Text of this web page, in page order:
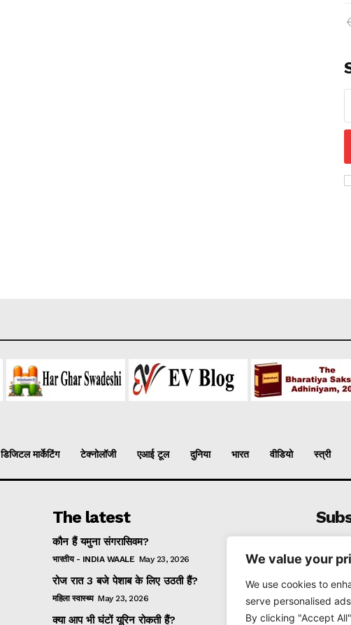
We value your
We use cookies to
serve personalised
By clicking "Accept
डिजिटल मार्केटिंग टेक्नोलॉजी एआई टूल दुनिया भारत वीडियो स्त्री
The latest
कौन हैं यमुना संगरासिवम?
भारतीय - INDIA WAALE May 23, 2026
रोज रात 3 बजे पेशाब के लिए उठती हैं?
महिला स्वास्थ्य May 23, 2026
क्या आप भी घंटों यूरिन रोकती हैं?